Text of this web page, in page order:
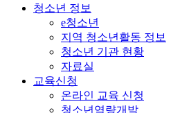
청소년 정보
e청소년
지역 청소년활동 정보
청소년 기관 현황
자료실
교육신청
온라인 교육 신청
청소년역량개발